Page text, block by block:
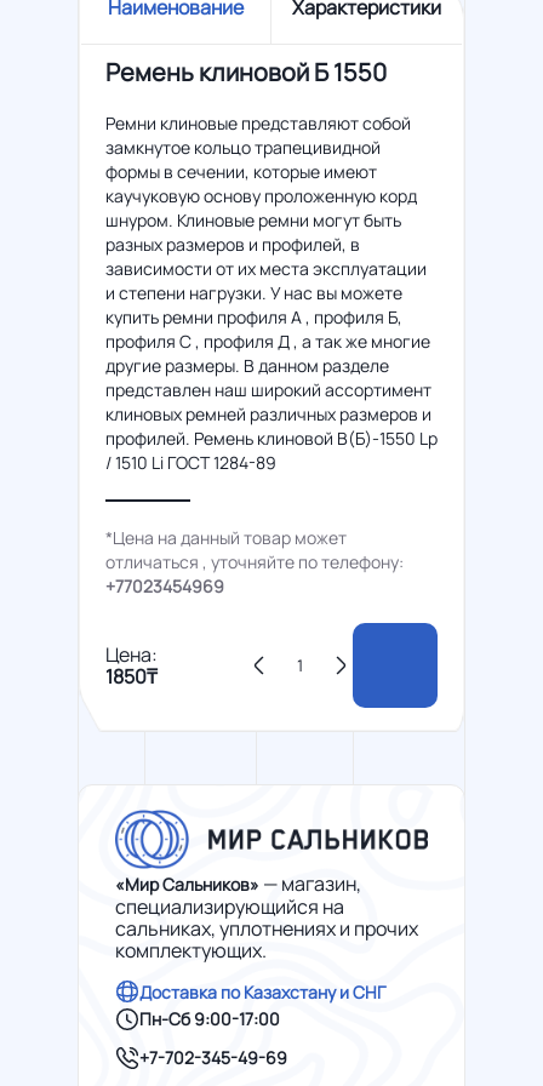
Наименование Характеристики
Ремень клиновой Б 1550
Ремни клиновые представляют собой
замкнутое кольцо трапецивидной
формы в сечении, которые имеют
каучуковую основу проложенную корд
шнуром. Клиновые ремни могут быть
разных размеров и профилей, в
зависимости от их места эксплуатации
и степени нагрузки. У нас вы можете
купить ремни профиля А , профиля Б,
профиля С , профиля Д , а так же многие
другие размеры. В данном разделе
представлен наш широкий ассортимент
клиновых ремней различных размеров и
профилей. Ремень клиновой В(Б)-1550 Lp
/ 1510 Li ГОСТ 1284-89
*Цена на данный товар может
отличаться , уточняйте по телефону:
+77023454969
Цена:
1850₸
«Мир Сальников» — магазин,
специализирующийся на
сальниках, уплотнениях и прочих
комплектующих.
Доставка по Казахстану и СНГ
Пн-Сб 9:00-17:00
+7-702-345-49-69